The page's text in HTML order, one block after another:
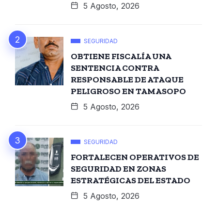
5 Agosto, 2026
SEGURIDAD
OBTIENE FISCALÍA UNA
SENTENCIA CONTRA
RESPONSABLE DE ATAQUE
PELIGROSO EN TAMASOPO
5 Agosto, 2026
SEGURIDAD
FORTALECEN OPERATIVOS DE
SEGURIDAD EN ZONAS
ESTRATÉGICAS DEL ESTADO
5 Agosto, 2026